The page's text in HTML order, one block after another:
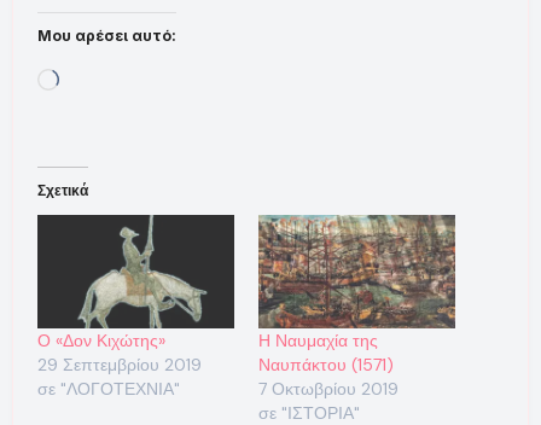
Μου αρέσει αυτό:
Loading…
Σχετικά
Ο «Δον Κιχώτης»
29 Σεπτεμβρίου 2019
σε "ΛΟΓΟΤΕΧΝΙΑ"
Η Ναυμαχία της
Ναυπάκτου (1571)
7 Οκτωβρίου 2019
σε "ΙΣΤΟΡΙΑ"